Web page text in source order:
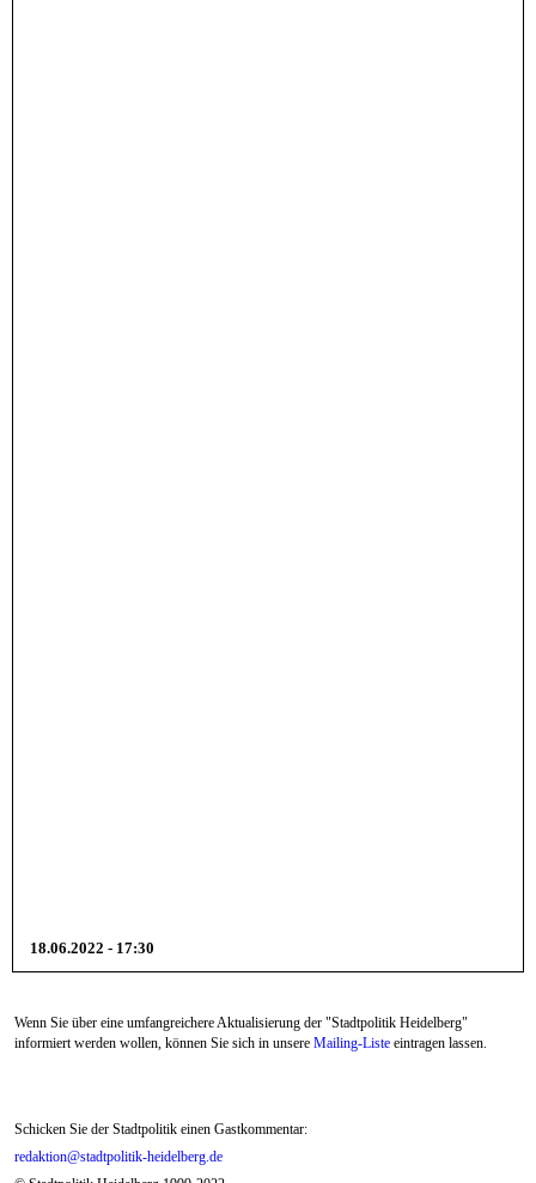
18.06.2022 - 17:30
Wenn Sie über eine umfangreichere Aktualisierung der "Stadtpolitik Heidelberg"
informiert werden wollen, können Sie sich in unsere Mailing-Liste eintragen lassen.
Schicken Sie der Stadtpolitik einen Gastkommentar:
redaktion@stadtpolitik-heidelberg.de